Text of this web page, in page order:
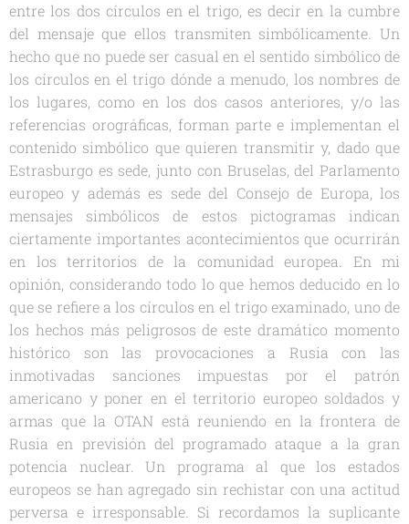
entre los dos círculos en el trigo, es decir en la cumbre
del mensaje que ellos transmiten simbólicamente. Un
hecho que no puede ser casual en el sentido simbólico de
los círculos en el trigo dónde a menudo, los nombres de
los lugares, como en los dos casos anteriores, y/o las
referencias orográficas, forman parte e implementan el
contenido simbólico que quieren transmitir y, dado que
Estrasburgo es sede, junto con Bruselas, del Parlamento
europeo y además es sede del Consejo de Europa, los
mensajes simbólicos de estos pictogramas indican
ciertamente importantes acontecimientos que ocurrirán
en los territorios de la comunidad europea. En mi
opinión, considerando todo lo que hemos deducido en lo
que se refiere a los círculos en el trigo examinado, uno de
los hechos más peligrosos de este dramático momento
histórico son las provocaciones a Rusia con las
inmotivadas sanciones impuestas por el patrón
americano y poner en el territorio europeo soldados y
armas que la OTAN está reuniendo en la frontera de
Rusia en previsión del programado ataque a la gran
potencia nuclear. Un programa al que los estados
europeos se han agregado sin rechistar con una actitud
perversa e irresponsable. Si recordamos la suplicante